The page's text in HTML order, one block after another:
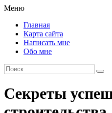
Меню
Главная
Карта сайта
Написать мне
Обо мне
Секреты